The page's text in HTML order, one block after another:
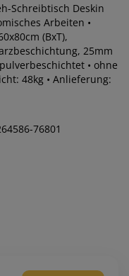
Schreibtisch Deskin
Arbeiten •
(BxT),
25mm
• ohne
48kg • Anlieferung:
76801